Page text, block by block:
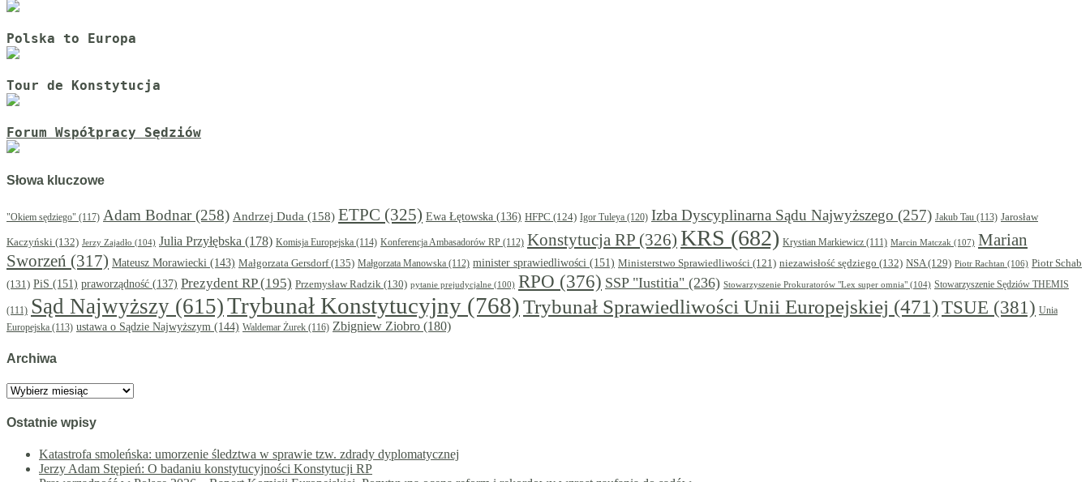
Polska to Europa
Tour de Konstytucja
Forum Współpracy Sędziów
Słowa kluczowe
"Okiem sędziego" (117) Adam Bodnar(258) Andrzej Duda (158) ETPC (325) Ewa Łętowska (136) HFPC (124) Igor Tuleya (120) Izba Dyscyplinarna Sądu Najwyższego (257) Jakub Tau (113) Jarosław
Kaczyński (132) Jerzy Zajadło (104) Julia Przyłębska (178) Komisja Europejska (114) Konferencja Ambasadorów RP (112) Konstytucja RP (326) KRS (682) Krystian Markiewicz (111) Marcin Matczak (107) Marian
Sworzeń (317) Mateusz Morawiecki (143) Małgorzata Gersdorf(135) Małgorzata Manowska (112) minister sprawiedliwości (151) Ministerstwo Sprawiedliwości (121) niezawisłość sędziego (132) NSA(129) Piotr Rachtan (106) Piotr Schab
(131) PiS (151) praworządność (137) Prezydent RP(195) Przemysław Radzik (130) pytanie prejudycjalne (100) RPO (376) SSP "Iustitia" (236) Stowarzyszenie Prokuratorów "Lex super omnia" (104) Stowarzyszenie Sędziów THEMIS
(111) Sąd Najwyższy (615)Trybunał Konstytucyjny (768)Trybunał Sprawiedliwości Unii Europejskiej (471)TSUE (381) Unia
Europejska (113) ustawa o Sądzie Najwyższym (144) Waldemar Żurek (116) Zbigniew Ziobro (180)
Archiwa
Archiwa
Ostatnie wpisy
Katastrofa smoleńska: umorzenie śledztwa w sprawie tzw. zdrady dyplomatycznej
Jerzy Adam Stępień: O badaniu konstytucyjności Konstytucji RP